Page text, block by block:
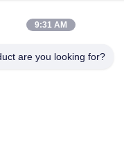
la macchina di rimozione
9:31 AM
are you looking for?